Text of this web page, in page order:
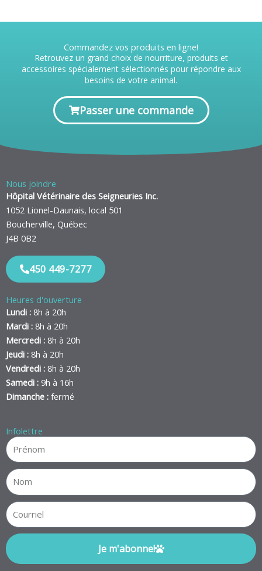
Commandez vos produits en ligne!
Retrouvez un grand choix de nourriture, produits et
accessoires spécialement sélectionnés pour répondre aux
besoins de votre animal.
Passer une commande
Nous joindre
Hôpital Vétérinaire des Seigneuries Inc.
1052 Lionel-Daunais, local 501
Boucherville, Québec
J4B 0B2
450 449-7277
Heures d'ouverture
Lundi : 8h à 20h
Mardi : 8h à 20h
Mercredi : 8h à 20h
Jeudi : 8h à 20h
Vendredi : 8h à 20h
Samedi : 9h à 16h
Dimanche : fermé
Infolettre
Je m'abonne!